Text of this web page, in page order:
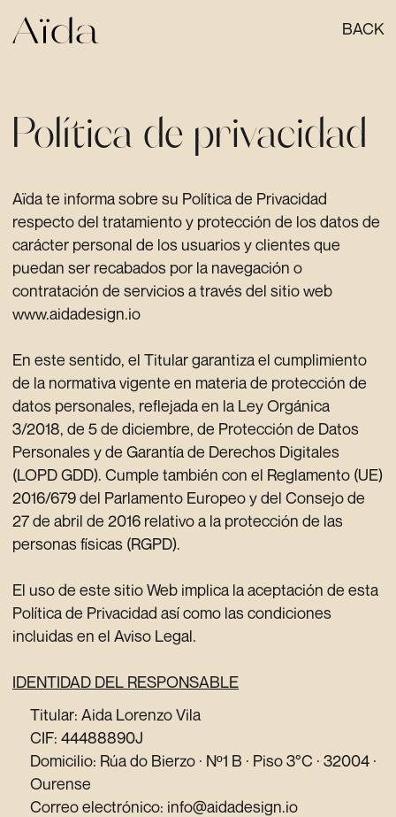
BACK
Política de privacidad
Aïda te informa sobre su Política de Privacidad
respecto del tratamiento y protección de los datos de
carácter personal de los usuarios y clientes que
puedan ser recabados por la navegación o
contratación de servicios a través del sitio web
www.aidadesign.io
En este sentido, el Titular garantiza el cumplimiento
de la normativa vigente en materia de protección de
datos personales, reflejada en la Ley Orgánica
3/2018, de 5 de diciembre, de Protección de Datos
Personales y de Garantía de Derechos Digitales
(LOPD GDD). Cumple también con el Reglamento (UE)
2016/679 del Parlamento Europeo y del Consejo de
27 de abril de 2016 relativo a la protección de las
personas físicas (RGPD).
El uso de este sitio Web implica la aceptación de esta
Política de Privacidad así como las condiciones
incluidas en el Aviso Legal.
IDENTIDAD DEL RESPONSABLE
Titular: Aida Lorenzo Vila
CIF: 44488890J
Domicilio: Rúa do Bierzo · Nº1 B · Piso 3°C · 32004 ·
Ourense
Correo electrónico: info@aidadesign.io